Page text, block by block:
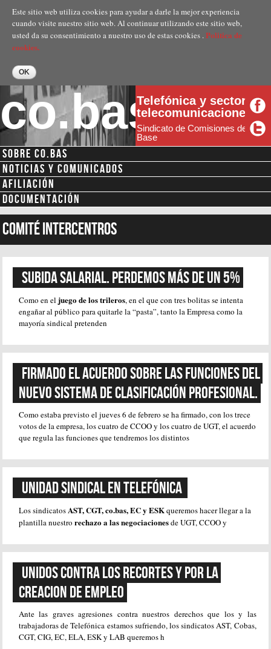
contenido
principal
Este sitio web utiliza cookies para ayudar a darle la mejor experiencia
cuando visite nuestro sitio web. Al continuar utilizando este sitio web,
usted da su consentimiento a nuestro uso de estas cookies .Politica de
cookies.
co.basTelefónica y sector
telecomunicaciones
Sindicato de Comisiones de
Base
Menú secundario
SOBRE CO.BAS
NOTICIAS Y COMUNICADOS
AFILIACIÓN
DOCUMENTACIÓN
Comité intercentros
Subida salarial. Perdemos más de un 5%
Como en el juego de los trileros, en el que con tres bolitas se intenta
engañar al público para quitarle la “pasta”, tanto la Empresa como la
mayoría sindical pretenden
FIRMADO EL ACUERDO SOBRE LAS FUNCIONES DEL
NUEVO SISTEMA DE CLASIFICACIÓN PROFESIONAL.
Como estaba previsto el jueves 6 de febrero se ha firmado, con los trece
votos de la empresa, los cuatro de CCOO y los cuatro de UGT, el acuerdo
que regula las funciones que tendremos los distintos
Unidad sindical en Telefónica
Los sindicatos AST, CGT,co.bas, EC y ESKqueremos hacer llegar a la
plantilla nuestro rechazo a las negociacionesde UGT, CCOO y
UNIDOS CONTRA LOS RECORTES Y POR LA
CREACION DE EMPLEO
Ante las graves agresiones contra nuestros derechos que los y las
trabajadoras de Telefónica estamos sufriendo, los sindicatos AST, Cobas,
CGT, CIG, EC, ELA, ESK y LAB queremos h